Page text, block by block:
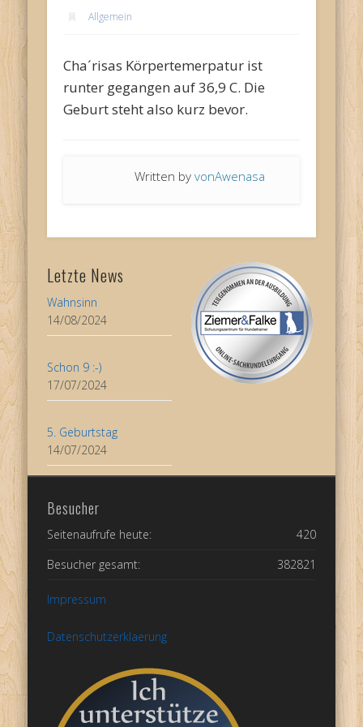
Allgemein
Cha´risas Körpertemerpatur ist
runter gegangen auf 36,9 C. Die
Geburt steht also kurz bevor.
Written byvonAwenasa
Letzte News
Wahnsinn
14/08/2024
Schon 9 :-)
17/07/2024
5. Geburtstag
14/07/2024
Besucher
420
Seitenaufrufe heute:
382821
Besucher gesamt:
Impressum
Datenschutzerklaerung